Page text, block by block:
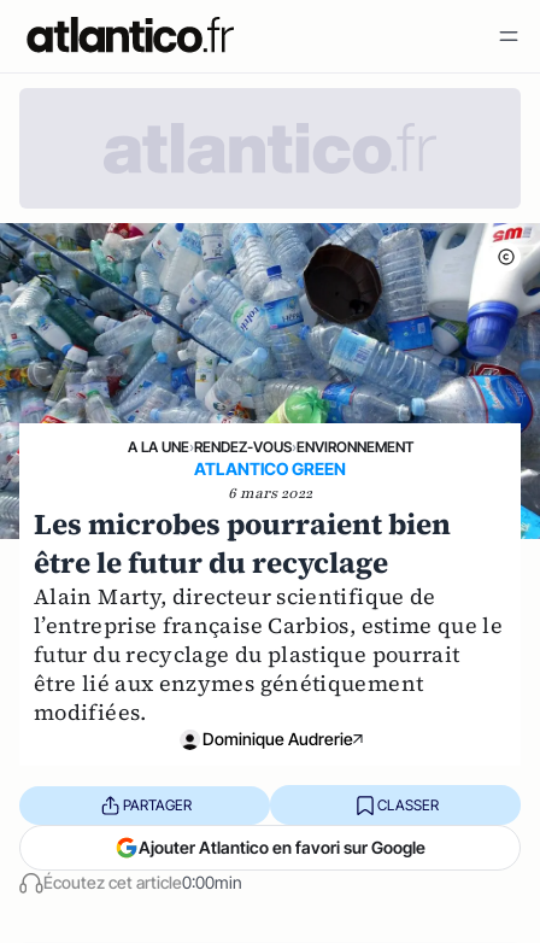
A LA UNE›RENDEZ-VOUS›ENVIRONNEMENT
ATLANTICO GREEN
6 mars 2022
Les microbes pourraient bien
être le futur du recyclage
Alain Marty, directeur scientifique de
l’entreprise française Carbios, estime que le
futur du recyclage du plastique pourrait
être lié aux enzymes génétiquement
modifiées.
Dominique Audrerie
Écoutez cet article0:00min
PARTAGER CLASSER
Ajouter Atlantico en favori sur Google